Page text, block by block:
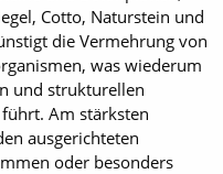
Cotto, Naturstein und
die Vermehrung von
was wiederum
und strukturellen
Am stärksten
ausgerichteten
oder besonders